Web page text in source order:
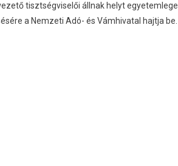
tisztségviselői állnak helyt
a Nemzeti Adó- és Vámhivatal hajtja be.